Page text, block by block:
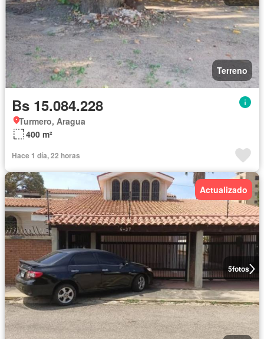
Terreno
Bs 15.084.228
Turmero, Aragua
400 m²
Hace 1 día, 22 horas
5fotos
Actualizado